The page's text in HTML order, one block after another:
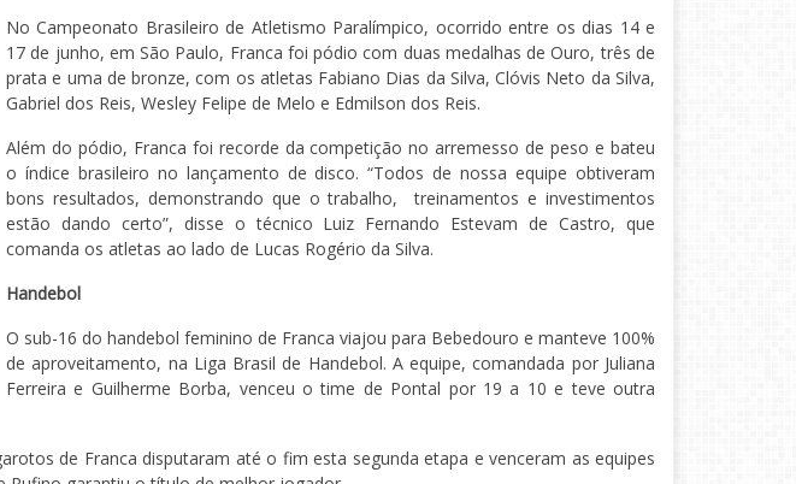
No Campeonato Brasileiro de Atletismo Paralímpico, ocorrido entre os dias 14 e
17 de junho, em São Paulo, Franca foi pódio com duas medalhas de Ouro, três de
prata e uma de bronze, com os atletas Fabiano Dias da Silva, Clóvis Neto da Silva,
Gabriel dos Reis, Wesley Felipe de Melo e Edmilson dos Reis.
Além do pódio, Franca foi recorde da competição no arremesso de peso e bateu
o índice brasileiro no lançamento de disco. “Todos de nossa equipe obtiveram
bons resultados, demonstrando que o trabalho, treinamentos e investimentos
estão dando certo”, disse o técnico Luiz Fernando Estevam de Castro, que
comanda os atletas ao lado de Lucas Rogério da Silva.
Handebol
O sub-16 do handebol feminino de Franca viajou para Bebedouro e manteve 100%
de aproveitamento, na Liga Brasil de Handebol. A equipe, comandada por Juliana
Ferreira e Guilherme Borba, venceu o time de Pontal por 19 a 10 e teve outra
de Franca disputaram até o fim esta segunda etapa e venceram as equipes